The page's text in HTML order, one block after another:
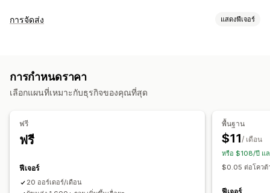
การติดตาม
ผู้ขนส่งหลายราย
API
อีเมล
การแจ้งเตือนพนักงาน
การจัดส่ง แสดงฟีเจอร์
การเลือกผู้ขนส่ง
หน้าติดตามแบรนด์
การแจ้งเตือนทางอีเมล
การวิเคราะห์การจัดส่ง
การกำหนดราคา
เลือกแผนที่เหมาะกับธุรกิจของคุณที่สุด
ฟรี
ฟรี
ฟีเจอร์
20 ออร์เดอร์/เดือน
พื้นฐาน
$11/ เดือน
หรือ $108/ปี แ
$0.05 ต่อโควต้